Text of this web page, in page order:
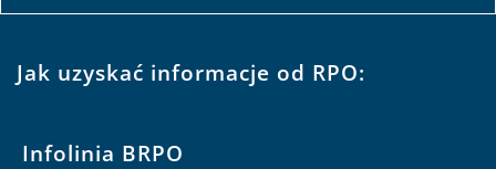
Jak uzyskać informacje od RPO:
Infolinia BRPO